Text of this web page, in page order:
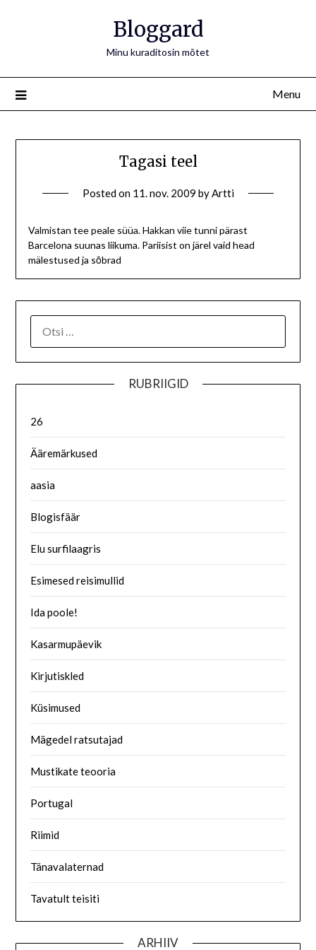
Bloggard
Minu kuraditosin mõtet
Menu
Tagasi teel
Posted on 11. nov. 2009 byArtti
Valmistan tee peale süüa. Hakkan viie tunni pärast
Barcelona suunas liikuma. Pariisist on järel vaid head
mälestused ja sōbrad
RUBRIIGID
26
Ääremärkused
aasia
Blogisfäär
Elu surfilaagris
Esimesed reisimullid
Ida poole!
Kasarmupäevik
Kirjutiskled
Küsimused
Mägedel ratsutajad
Mustikate teooria
Portugal
Riimid
Tänavalaternad
Tavatult teisiti
ARHIIV